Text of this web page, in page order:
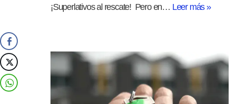
¡Superlativos al rescate! Pero en… Leer más »